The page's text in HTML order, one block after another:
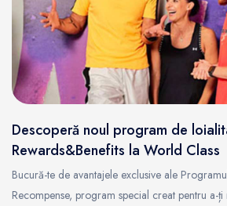
Descoperă noul program de
Rewards&Benefits la World Class
Bucură-te de avantajele exclusive ale
Recompense, program special creat pentru a-ți